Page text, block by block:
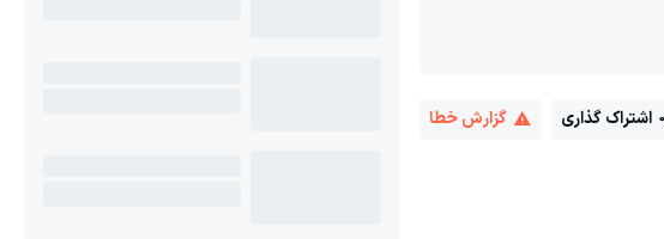
اشتراک گذاری گزارش خطا